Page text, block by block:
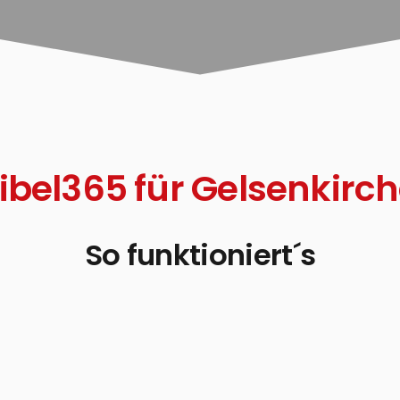
für
So funktioniert´s